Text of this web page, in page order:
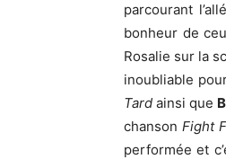
parcourant
bonheur de
Rosalie sur la
inoubliable
Tard ainsi que
chanson Fight
performée et